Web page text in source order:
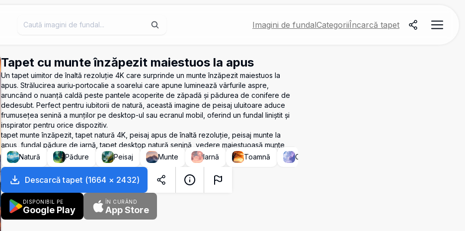
Imagini de fundalCategoriiÎncarcă tapet
Tapet cu munte înzăpezit maiestuos la apus
Un tapet uimitor de înaltă rezoluție 4K care surprinde un munte înzăpezit maiestuos la
apus. Strălucirea auriu-portocalie a soarelui care apune luminează vârfurile aspre,
aruncând o nuanță caldă peste pantele acoperite de zăpadă și pădurea de conifere de
dedesubt. Perfect pentru iubitorii de natură, această imagine de peisaj uluitoare aduce
frumusețea senină a munților pe desktop-ul sau ecranul mobil, oferind un fundal liniștit și
inspirator pentru orice dispozitiv.
tapet munte înzăpezit, tapet natură 4K, peisaj apus de înaltă rezoluție, peisaj munte la
apus, fundal pădure de iarnă, tapet desktop natură senină, vedere maiestuoasă munte
Natură
Pădure Peisaj Munte Iarnă Toamnă Cer
Descarcă tapet (1664 × 2432)
DISPONIBIL PE
Google Play
ÎN CURÂND
App Store